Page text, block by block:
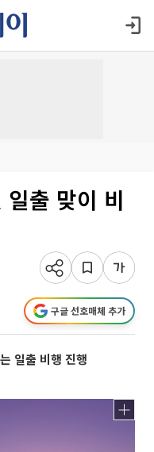
출 맞이 비
구글 선호매체 추가
일출 비행 진행